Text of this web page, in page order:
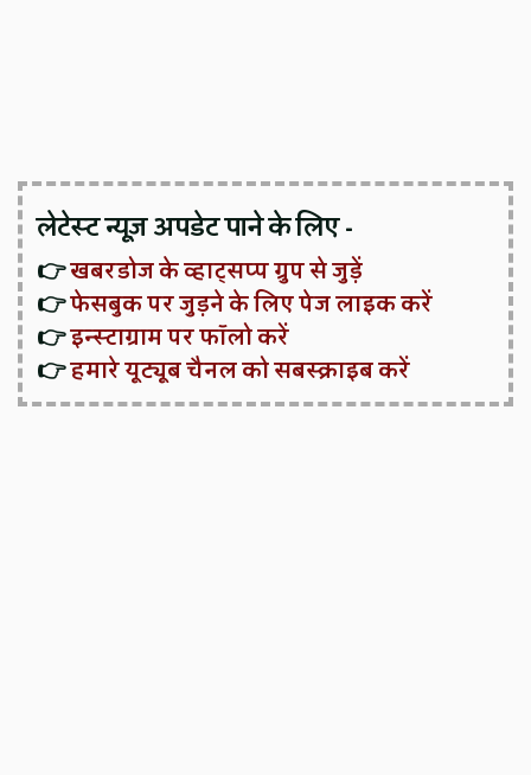
लेटेस्ट न्यूज़ अपडेट पाने के लिए -
👉खबरडोज के व्हाट्सप्प ग्रुप से जुड़ें
👉फेसबुक पर जुड़ने के लिए पेज लाइक करें
👉इन्स्टाग्राम पर फॉलो करें
👉हमारे यूट्यूब चैनल को सबस्क्राइब करें